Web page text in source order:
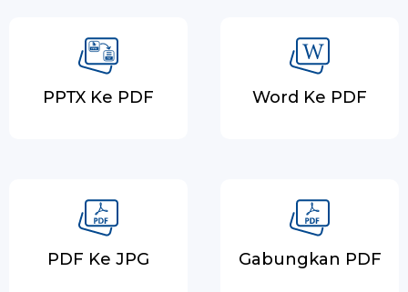
PPTX Ke PDF Word Ke PDF
PDF Ke JPG Gabungkan PDF